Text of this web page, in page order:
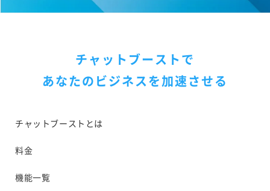
チャットブーストで
あなたのビジネスを加速させる
チャットブーストとは
料金
機能一覧